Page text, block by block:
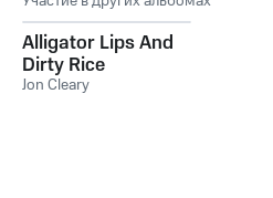
Alligator Lips And
Dirty Rice
Jon Cleary